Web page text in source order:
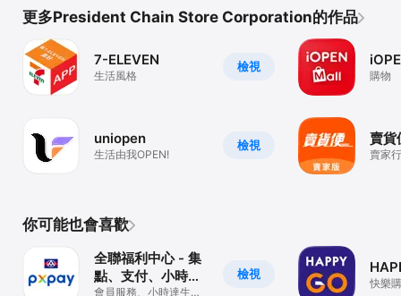
更多President Chain Store Corporation的作品
檢視
7-ELEVEN
生活風格
檢視
uniopen
生活由我OPEN!
購物
賣貨
賣家
你可能也會喜歡
檢視
全聯福利中心 - 集
點、支付、小時
會員服務、小時達生鮮
快樂